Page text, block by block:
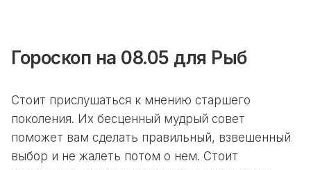
Гороскоп на 08.05 для Рыб
Стоит прислушаться к мнению старшего
поколения. Их бесценный мудрый совет
поможет вам сделать правильный, взвешенный
выбор и не жалеть потом о нем. Стоит